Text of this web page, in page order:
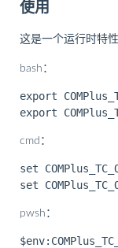
使用
这是一个运行时特
bash：
export
cmd：
set
pwsh：